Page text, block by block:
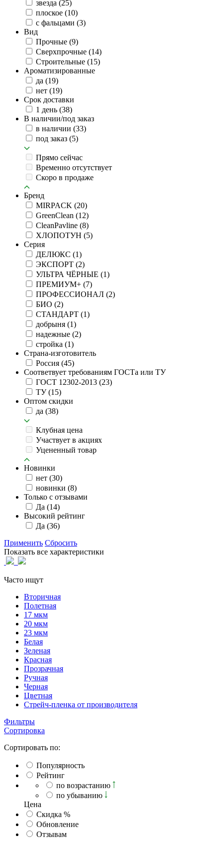
звезда (25)
плоское (10)
с фальцами (3)
Вид
Прочные (9)
Сверхпрочные (14)
Строительные (15)
Ароматизированные
да (19)
нет (19)
Срок доставки
1 день (38)
В наличии/под заказ
в наличии (33)
под заказ (5)
Прямо сейчас
Временно отсутствует
Скоро в продаже
Бренд
MIRPACK (20)
GreenClean (12)
CleanPavline (8)
ХЛОПОТУН (5)
Серия
ДЕЛЮКС (1)
ЭКСПОРТ (2)
УЛЬТРА ЧЁРНЫЕ (1)
ПРЕМИУМ+ (7)
ПРОФЕССИОНАЛ (2)
БИО (2)
СТАНДАРТ (1)
добрыня (1)
надежные (2)
стройка (1)
Страна-изготовитель
Россия (45)
Соответвует требованиям ГОСТа или ТУ
ГОСТ 12302-2013 (23)
ТУ(15)
Оптом скидки
да (38)
Клубная цена
Участвует в акциях
Уцененный товар
Новинки
нет (30)
новинки (8)
Только с отзывами
Да (14)
Высокий рейтинг
Да (36)
Применить Сбросить
Показать все характеристики
Часто ищут
Вторичная
Полетная
17 мкм
20 мкм
23 мкм
Белая
Зеленая
Красная
Прозрачная
Ручная
Черная
Цветная
Стрейч-пленка от производителя
Фильтры
Сортировка
Сортировать по:
Популярность
Рейтинг
по возрастанию
по убыванию
Ценa
Скидка %
Обновление
Отзывам